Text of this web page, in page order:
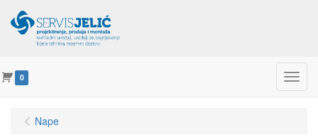
0 Menu
Nape